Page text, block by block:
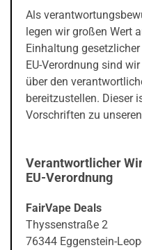
Als
legen wir großen Wert
Einhaltung
EU-Verordnung sind
über den
bereitzustellen. Dieser
Vorschriften zu
Verantwortlicher
EU-Verordnung
FairVape Deals
Thyssenstraße 2
76344 Eggenstein-